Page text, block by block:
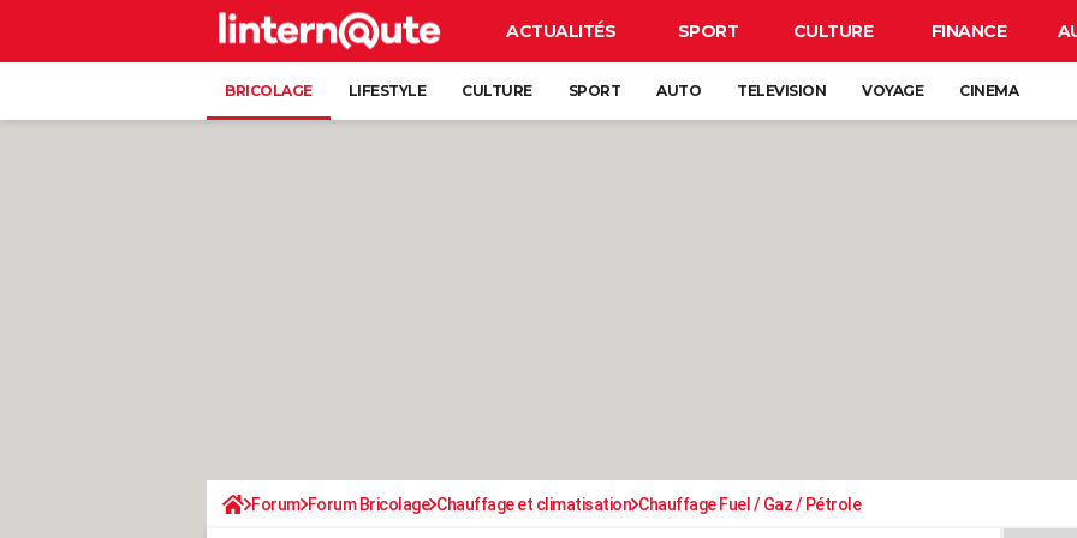
ACTUALITÉS SPORT CULTURE FINANCE
BRICOLAGE LIFESTYLE CULTURE SPORT AUTO TELEVISION VOYAGE CINEMA
Forum Forum Bricolage Chauffage et climatisation Chauffage Fuel / Gaz / Pétrole